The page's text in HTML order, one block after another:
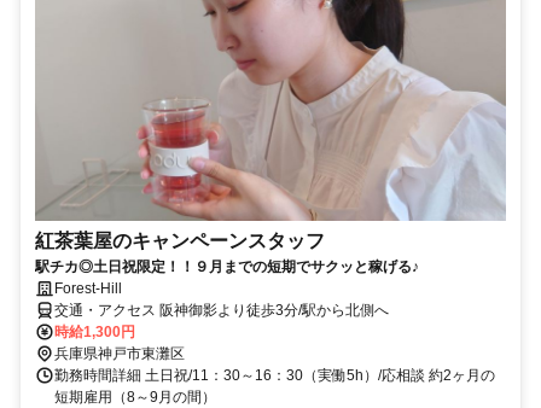
紅茶葉屋のキャンペーンスタッフ
駅チカ◎土日祝限定！！９月までの短期でサクッと稼げる♪
Forest-Hill
交通・アクセス 阪神御影より徒歩3分/駅から北側へ
時給1,300円
兵庫県神戸市東灘区
勤務時間詳細 土日祝/11：30～16：30（実働5h）/応相談 約2ヶ月の
短期雇用（8～9月の間）